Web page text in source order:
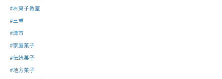
#お菓子教室
#三重
#津市
#家庭菓子
#伝統菓子
#地方菓子